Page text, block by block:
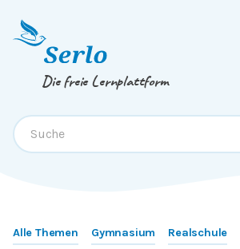
Springe zum
Die freie Lernplattform
Alle Themen Gymnasium Realschule